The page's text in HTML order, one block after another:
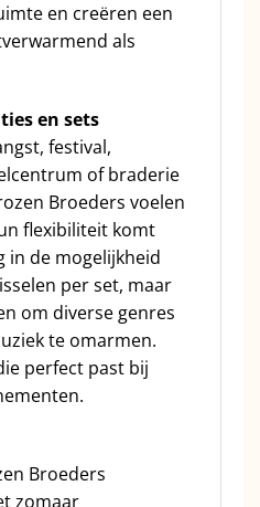
en creëren een
als
en sets
festival,
of braderie
Broeders voelen
flexibiliteit komt
in de mogelijkheid
per set, maar
om diverse genres
te omarmen.
perfect past bij
Broeders
zomaar